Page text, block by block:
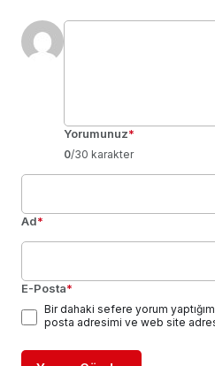
Yorumunuz*
0/30 karakter
Ad*
E-Posta*
Bir dahaki sefere yorum
posta adresimi ve web site